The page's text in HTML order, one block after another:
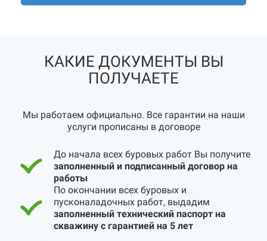
КАКИЕ ДОКУМЕНТЫ ВЫ
ПОЛУЧАЕТЕ
Мы работаем официально. Все гарантии на наши
услуги прописаны в договоре
До начала всех буровых работ Вы получите
заполненный и подписанный договор на
работы
По окончании всех буровых и
пусконаладочных работ, выдадим
заполненный технический паспорт на
скважину с гарантией на 5 лет